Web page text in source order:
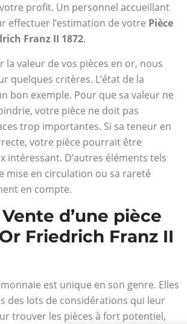
profit. Un personnel accueillant
effectuer l’estimation de votre Pièce
Franz II 1872.
valeur de vos pièces en or, nous
quelques critères. L’état de la
bon exemple. Pour que sa valeur ne
votre pièce ne doit pas
trop importantes. Si sa teneur en
votre pièce pourrait être
intéressant. D’autres éléments tels
mise en circulation ou sa rareté
en compte.
d’une pièce
Friedrich Franz II
est unique en son genre. Elles
des lots de considérations qui leur
trouver les pièces à fort potentiel,